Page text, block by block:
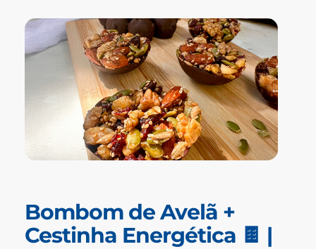
Bombom de Avelã +
Cestinha Energética 🍫 |